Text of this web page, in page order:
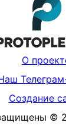
О
Создание
©